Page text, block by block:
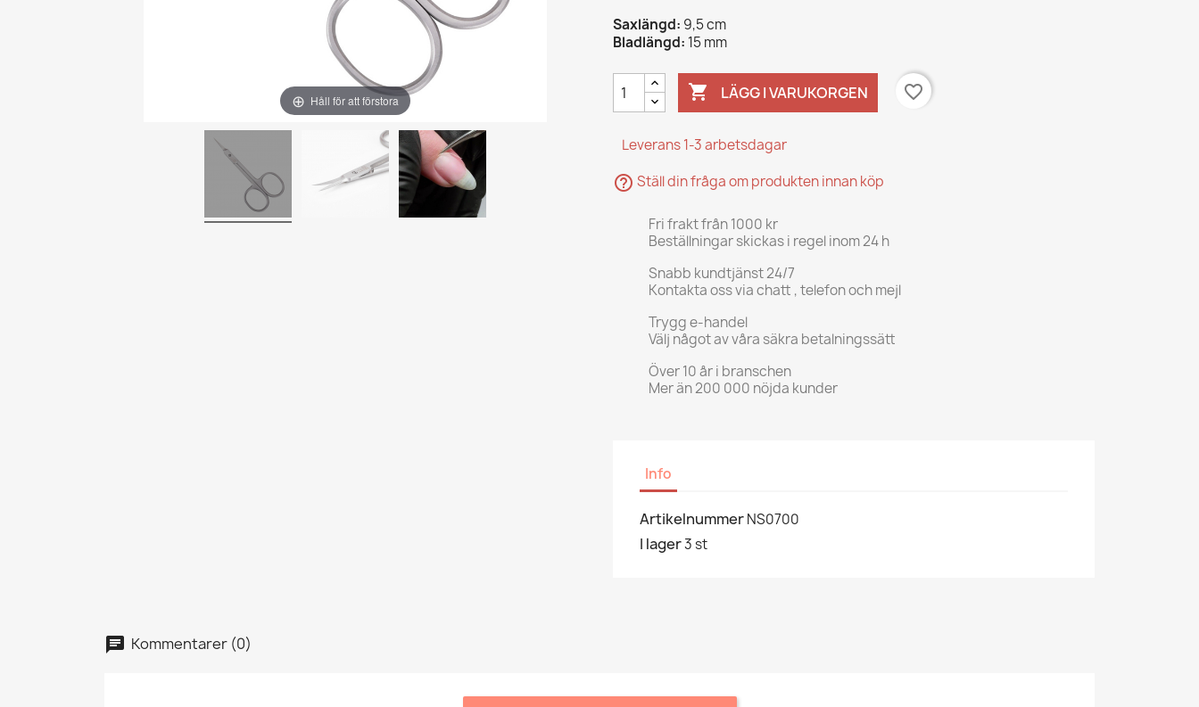
Håll för att förstora
Saxlängd: 9,5 cm
Bladlängd: 15 mm
 LÄGG I VARUKORGEN favorite_border
Leverans 1-3 arbetsdagar
help_outline Ställ din fråga om produkten innan köp
Fri frakt från 1000 kr
Beställningar skickas i regel inom 24 h
Snabb kundtjänst 24/7
Kontakta oss via chatt , telefon och mejl
Trygg e-handel
Välj något av våra säkra betalningssätt
Över 10 år i branschen
Mer än 200 000 nöjda kunder
Info
ArtikelnummerNS0700
I lager3 st
Kommentarer (0)